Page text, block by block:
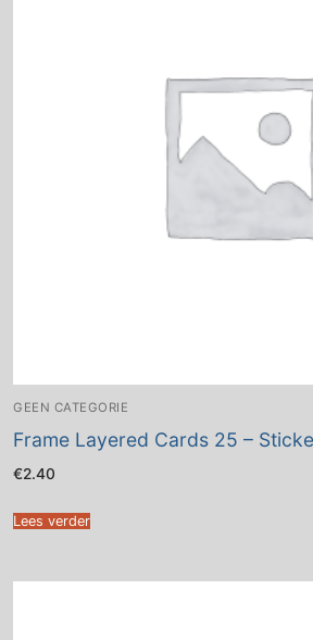
GEEN CATEGORIE
Frame Layered Cards 25 –
€2.40
Lees verder